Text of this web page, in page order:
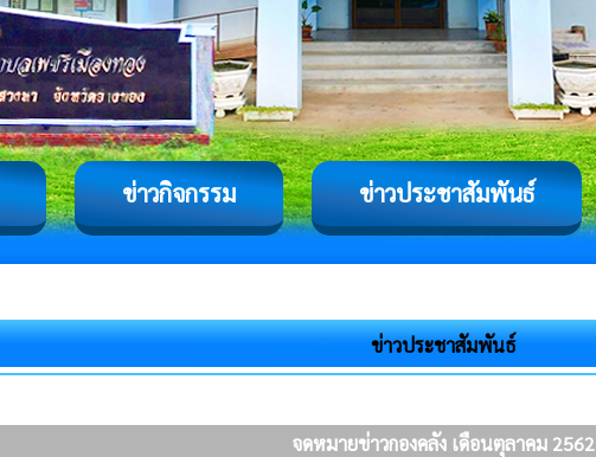
ข่าวกิจกรรม ข่าวประชาสัมพันธ์
ข่าวประชาสัมพันธ์
จดหมายข่าวกองคลัง เดือนตุลาคม 2562